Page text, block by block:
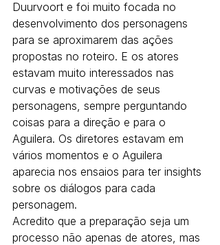
Duurvoort e foi muito focada no
desenvolvimento dos personagens
para se aproximarem das ações
propostas no roteiro. E os atores
estavam muito interessados nas
curvas e motivações de seus
personagens, sempre perguntando
coisas para a direção e para o
Aguilera. Os diretores estavam em
vários momentos e o Aguilera
aparecia nos ensaios para ter insights
sobre os diálogos para cada
personagem.
Acredito que a preparação seja um
processo não apenas de atores, mas